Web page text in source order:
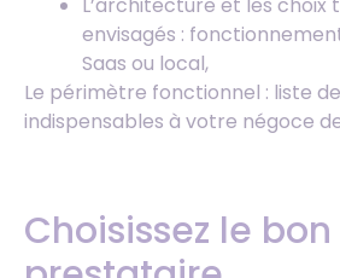
L’architecture et les choix
envisagés :
Saas ou local,
Le périmètre fonctionnel : liste
indispensables à votre négoce
Choisissez le bon